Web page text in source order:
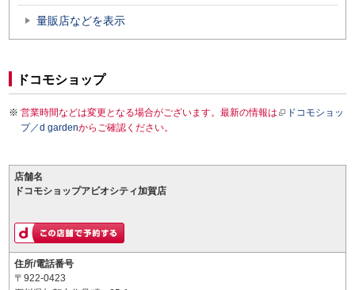
量販店などを表示
ドコモショップ
営業時間などは変更となる場合がございます。最新の情報は
ドコモショッ
プ／d gardenからご確認ください。
店舗名
ドコモショップアビオシティ加賀店
住所/電話番号
〒922-0423